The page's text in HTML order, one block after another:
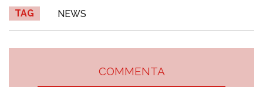
TAG NEWS
COMMENTA